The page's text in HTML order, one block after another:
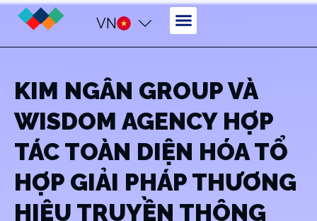
VN
KIM NGÂN GROUP VÀ
WISDOM AGENCY HỢP
TÁC TOÀN DIỆN HÓA TỔ
HỢP GIẢI PHÁP THƯƠNG
HIỆU TRUYỀN THÔNG